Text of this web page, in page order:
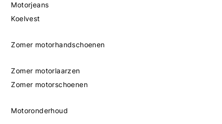
Motorjeans
Koelvest
Zomer motorhandschoenen
Zomer motorlaarzen
Zomer motorschoenen
Motoronderhoud